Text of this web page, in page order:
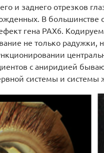
и заднего отрезков
В большинстве
гена РАХ6.
не только радужки,
с аниридией
системы и системы